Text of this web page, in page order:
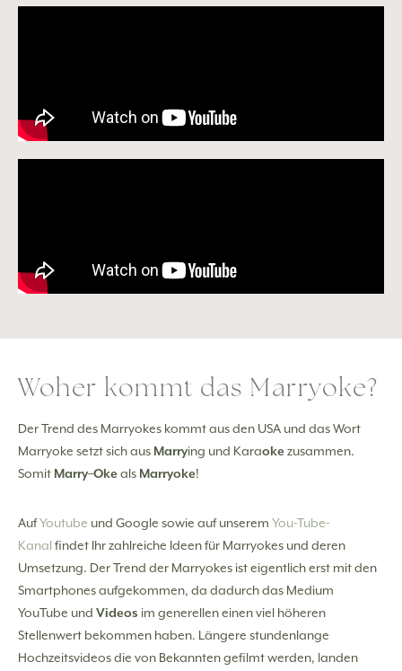
Woher kommt das Marryoke?
Der Trend des Marryokes kommt aus den USA und das Wort
Marryoke setzt sich aus Marrying und Karaoke zusammen.
Somit Marry–Oke als Marryoke!
AufYoutube und Google sowie auf unserem You-Tube-
Kanal findet Ihr zahlreiche Ideen für Marryokes und deren
Umsetzung. Der Trend der Marryokes ist eigentlich erst mit den
Smartphones aufgekommen, da dadurch das Medium
YouTube und Videos im generellen einen viel höheren
Stellenwert bekommen haben. Längere stundenlange
Hochzeitsvideos die von Bekannten gefilmt werden, landen